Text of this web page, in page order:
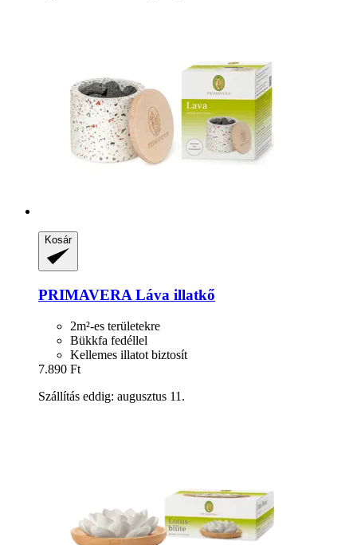
Kosár
PRIMAVERA Láva illatkő
2m²-es területekre
Bükkfa fedéllel
Kellemes illatot biztosít
7.890 Ft
Szállítás eddig: augusztus 11.